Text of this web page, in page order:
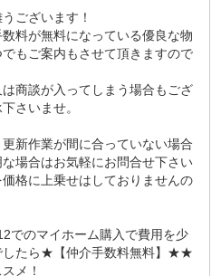
ございます！
料が無料になっている優良な物
もご案内もさせて頂きますので
商談が入ってしまう場合もござ
さいませ。
新作業が間に合っていない場合
場合はお気軽にお問合せ下さい
格に上乗せはしておりませんの
でのマイホーム購入で費用を少
したら★【仲介手数料無料】★★
メ！